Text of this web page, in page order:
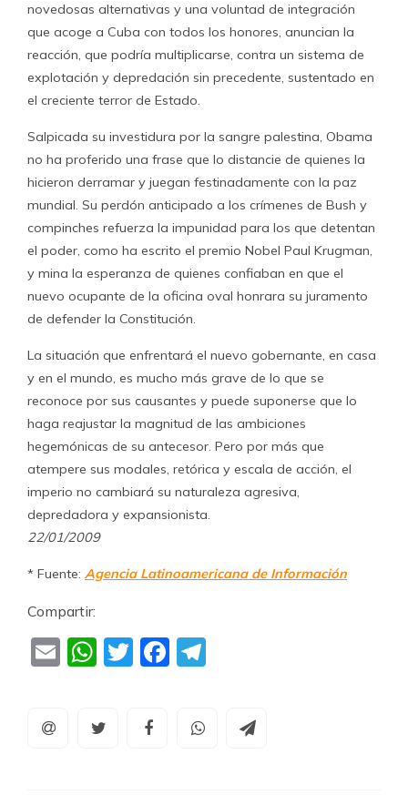
novedosas alternativas y una voluntad de integración
que acoge a Cuba con todos los honores, anuncian la
reacción, que podría multiplicarse, contra un sistema de
explotación y depredación sin precedente, sustentado en
el creciente terror de Estado.
Salpicada su investidura por la sangre palestina, Obama
no ha proferido una frase que lo distancie de quienes la
hicieron derramar y juegan festinadamente con la paz
mundial. Su perdón anticipado a los crímenes de Bush y
compinches refuerza la impunidad para los que detentan
el poder, como ha escrito el premio Nobel Paul Krugman,
y mina la esperanza de quienes confiaban en que el
nuevo ocupante de la oficina oval honrara su juramento
de defender la Constitución.
La situación que enfrentará el nuevo gobernante, en casa
y en el mundo, es mucho más grave de lo que se
reconoce por sus causantes y puede suponerse que lo
haga reajustar la magnitud de las ambiciones
hegemónicas de su antecesor. Pero por más que
atempere sus modales, retórica y escala de acción, el
imperio no cambiará su naturaleza agresiva,
depredadora y expansionista.
22/01/2009
* Fuente: Agencia Latinoamericana de Información
Compartir:
EmailWhatsApp
TwitterFacebook